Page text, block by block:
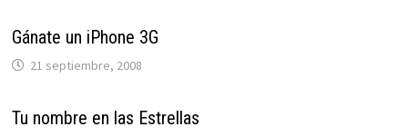
Gánate un iPhone 3G
21 septiembre, 2008
Tu nombre en las Estrellas